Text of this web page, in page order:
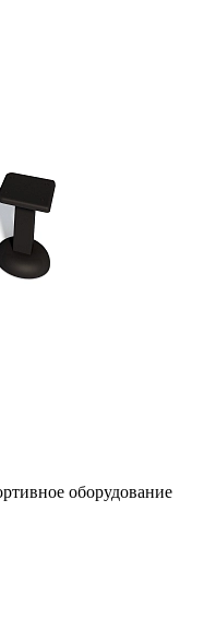
оборудование